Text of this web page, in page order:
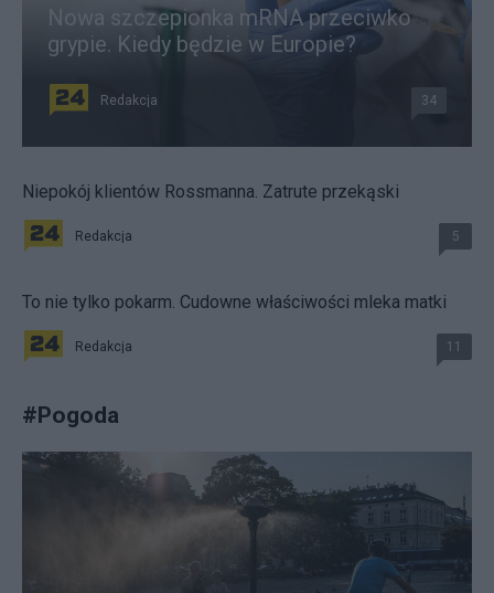
Nowa szczepionka mRNA przeciwko
grypie. Kiedy będzie w Europie?
Redakcja 34
Niepokój klientów Rossmanna. Zatrute przekąski
Redakcja 5
To nie tylko pokarm. Cudowne właściwości mleka matki
Redakcja 11
#Pogoda